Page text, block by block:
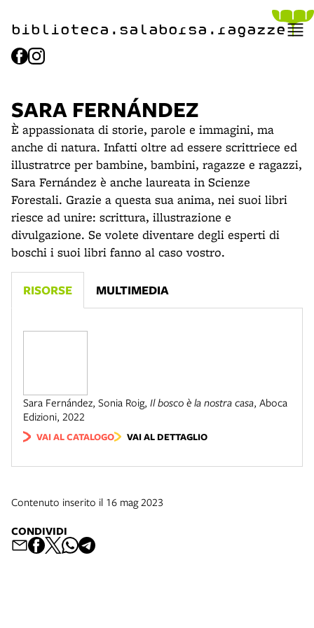
biblioteca.​salaborsa.ragazze
SARA FERNÁNDEZ
È appassionata di storie, parole e immagini, ma
anche di natura. Infatti oltre ad essere scrittriece ed
illustratrce per bambine, bambini, ragazze e ragazzi,
Sara Fernández è anche laureata in Scienze
Forestali. Grazie a questa sua anima, nei suoi libri
riesce ad unire: scrittura, illustrazione e
divulgazione. Se volete diventare degli esperti di
boschi i suoi libri fanno al caso vostro.
RISORSE MULTIMEDIA
Sara Fernández, Sonia Roig, Il bosco è la nostra casa, Aboca
Edizioni, 2022
VAI AL CATALOGO VAI AL DETTAGLIO
Contenuto inserito il 16 mag 2023
CONDIVIDI